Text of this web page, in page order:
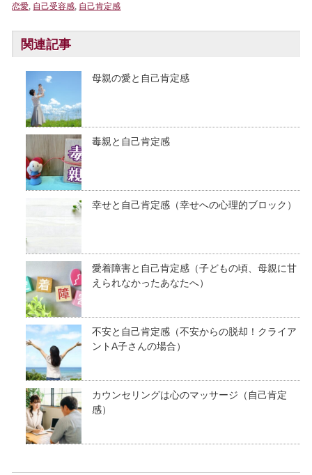
恋愛 自己受容感 自己肯定感
関連記事
母親の愛と自己肯定感
毒親と自己肯定感
幸せと自己肯定感（幸せへの心理的ブロック）
愛着障害と自己肯定感（子どもの頃、母親に甘
えられなかったあなたへ）
不安と自己肯定感（不安からの脱却！クライア
ントA子さんの場合）
カウンセリングは心のマッサージ（自己肯定
感）